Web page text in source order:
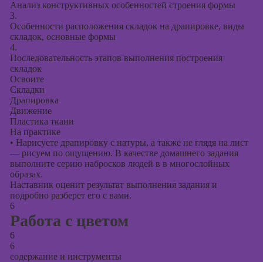
Анализ конструктивных особенностей строения формы
3.
Особенности расположения складок на драпировке, виды
складок, основные формы
4.
Последовательность этапов выполнения построения
складок
Освоите
Складки
Драпировка
Движение
Пластика ткани
На практике
• Нарисуете драпировку с натуры, а также не глядя на лист
— рисуем по ощущению. В качестве домашнего задания
выполните серию набросков людей в в многослойных
образах.
Наставник оценит результат выполнения задания и
подробно разберет его с вами.
6
Работа с цветом
6
6
содержание и инструменты